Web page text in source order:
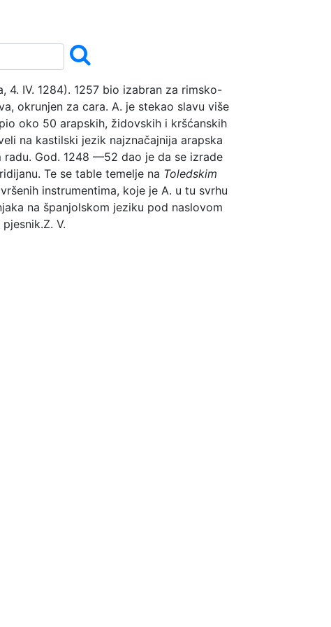
4. IV. 1284). 1257 bio izabran za rimsko-
okrunjen za cara. A. je stekao slavu više
oko 50 arapskih, židovskih i kršćanskih
na kastilski jezik najznačajnija arapska
radu. God. 1248 —52 dao je da se izrade
Te se table temelje na Toledskim
instrumentima, koje je A. u tu svrhu
na španjolskom jeziku pod naslovom
Z. V.